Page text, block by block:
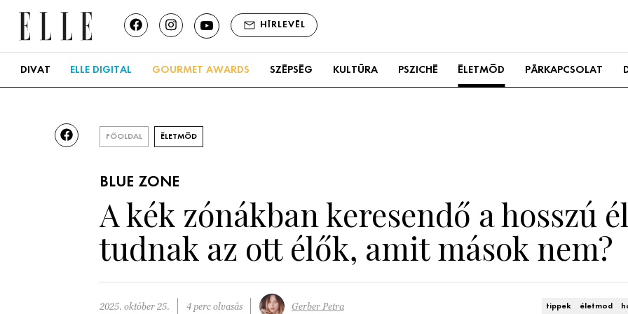
HÍRLEVÉL
DIVAT ELLE DIGITAL GOURMET AWARDS SZÉPSÉG KULTÚRA PSZICHÉ ÉLETMÓD PÁRKAPCSOLAT
FŐOLDAL ÉLETMÓD
BLUE ZONE
A kék zónákban keresendő a hosszú
tudnak az ott élők, amit mások nem?
2025. október 25. 4 perc olvasás Gerber Petra tippek életmod